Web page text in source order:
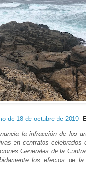
de 18 de octubre de 2019
la infracción de los
en contratos celebrados
Generales de la
los efectos de